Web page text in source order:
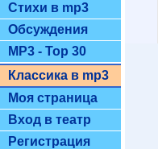
Стихи в mp3
Обсуждения
MP3 - Top 30
Классика в mp3
Моя страница
Вход в театр
Регистрация